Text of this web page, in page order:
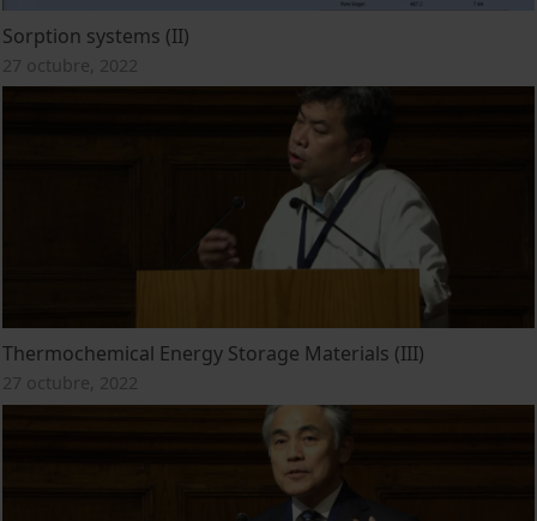
Sorption systems (II)
27 octubre, 2022
Thermochemical Energy Storage Materials (III)
27 octubre, 2022